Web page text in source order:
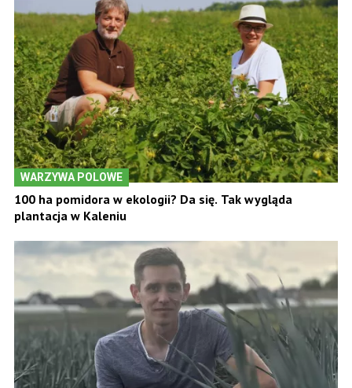
WARZYWA POLOWE
100 ha pomidora w ekologii? Da się. Tak wygląda
plantacja w Kaleniu